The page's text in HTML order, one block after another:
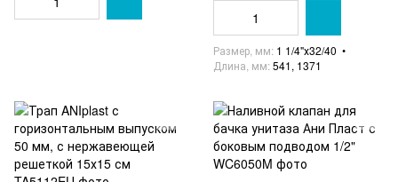
Размер, мм 1 1/4"х32/40
Длина, мм 541, 1371